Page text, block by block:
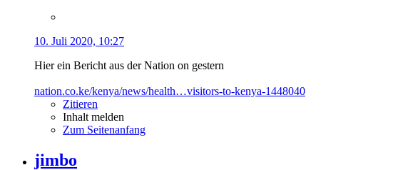
10. Juli 2020, 10:27
Hier ein Bericht aus der Nation on gestern
nation.co.ke/kenya/news/health…visitors-to-kenya-1448040
Zitieren
Inhalt melden
Zum Seitenanfang
jimbo